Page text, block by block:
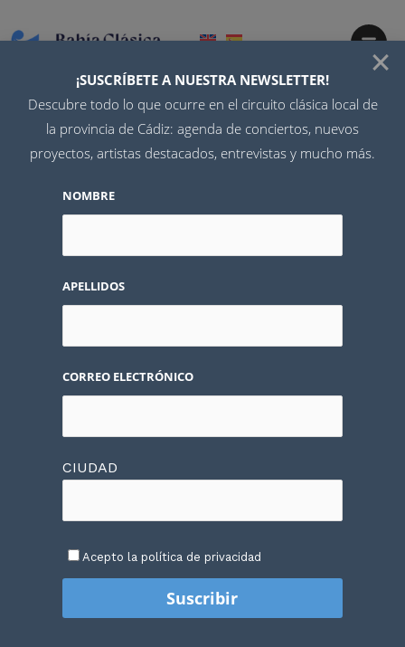
Encuentra el plan
ideal para
evento clásico
Elige entre nuestras opciones flexibles y
Planes de comunicación, publicidad y
marketing personalizados según tu tipo de
evento
Visibilidad profesional y resultados reales
Tarifas asequibles y escalables
×
¡SUSCRÍBETE A NUESTRA NEWSLETTER!
Descubre todo lo que ocurre en el circuito clásica local de
la provincia de Cádiz: agenda de conciertos, nuevos
proyectos, artistas destacados, entrevistas y mucho más.
NOMBRE
APELLIDOS
CORREO ELECTRÓNICO
CIUDAD
Acepto la política de privacidad